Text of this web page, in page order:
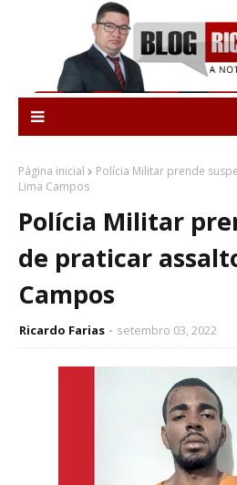
Página inicial
Polícia Militar prende
Lima Campos
Polícia Militar
de praticar
Campos
Ricardo Farias setembro 03, 2022